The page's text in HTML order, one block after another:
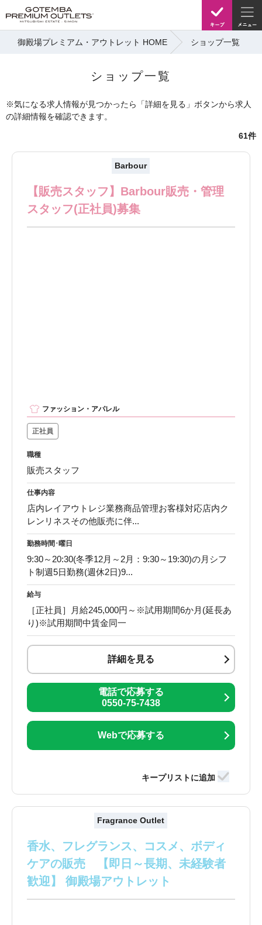
御殿場プレミアム・アウトレット HOME ショップ一覧
ショップ一覧
※気になる求人情報が見つかったら「詳細を見る」ボタンから求人
の詳細情報を確認できます。
61件
Barbour
【販売スタッフ】Barbour販売・管理
スタッフ(正社員)募集
ファッション・アパレル
正社員
職種
販売スタッフ
仕事内容
店内レイアウトレジ業務商品管理お客様対応店内ク
レンリネスその他販売に伴...
勤務時間･曜日
9:30～20:30(冬季12月～2月：9:30～19:30)の月シフ
ト制週5日勤務(週休2日)9...
給与
［正社員］月給245,000円～※試用期間6か月(延長あ
り)※試用期間中賃金同一
詳細を見る
電話で応募する
0550-75-7438
Webで応募する
Fragrance Outlet
香水、フレグランス、コスメ、ボディ
ケアの販売 【即日～長期、未経験者
歓迎】 御殿場アウトレット